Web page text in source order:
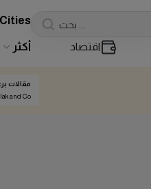
Cities
اقتصاد أكثر
مقالات
and Co